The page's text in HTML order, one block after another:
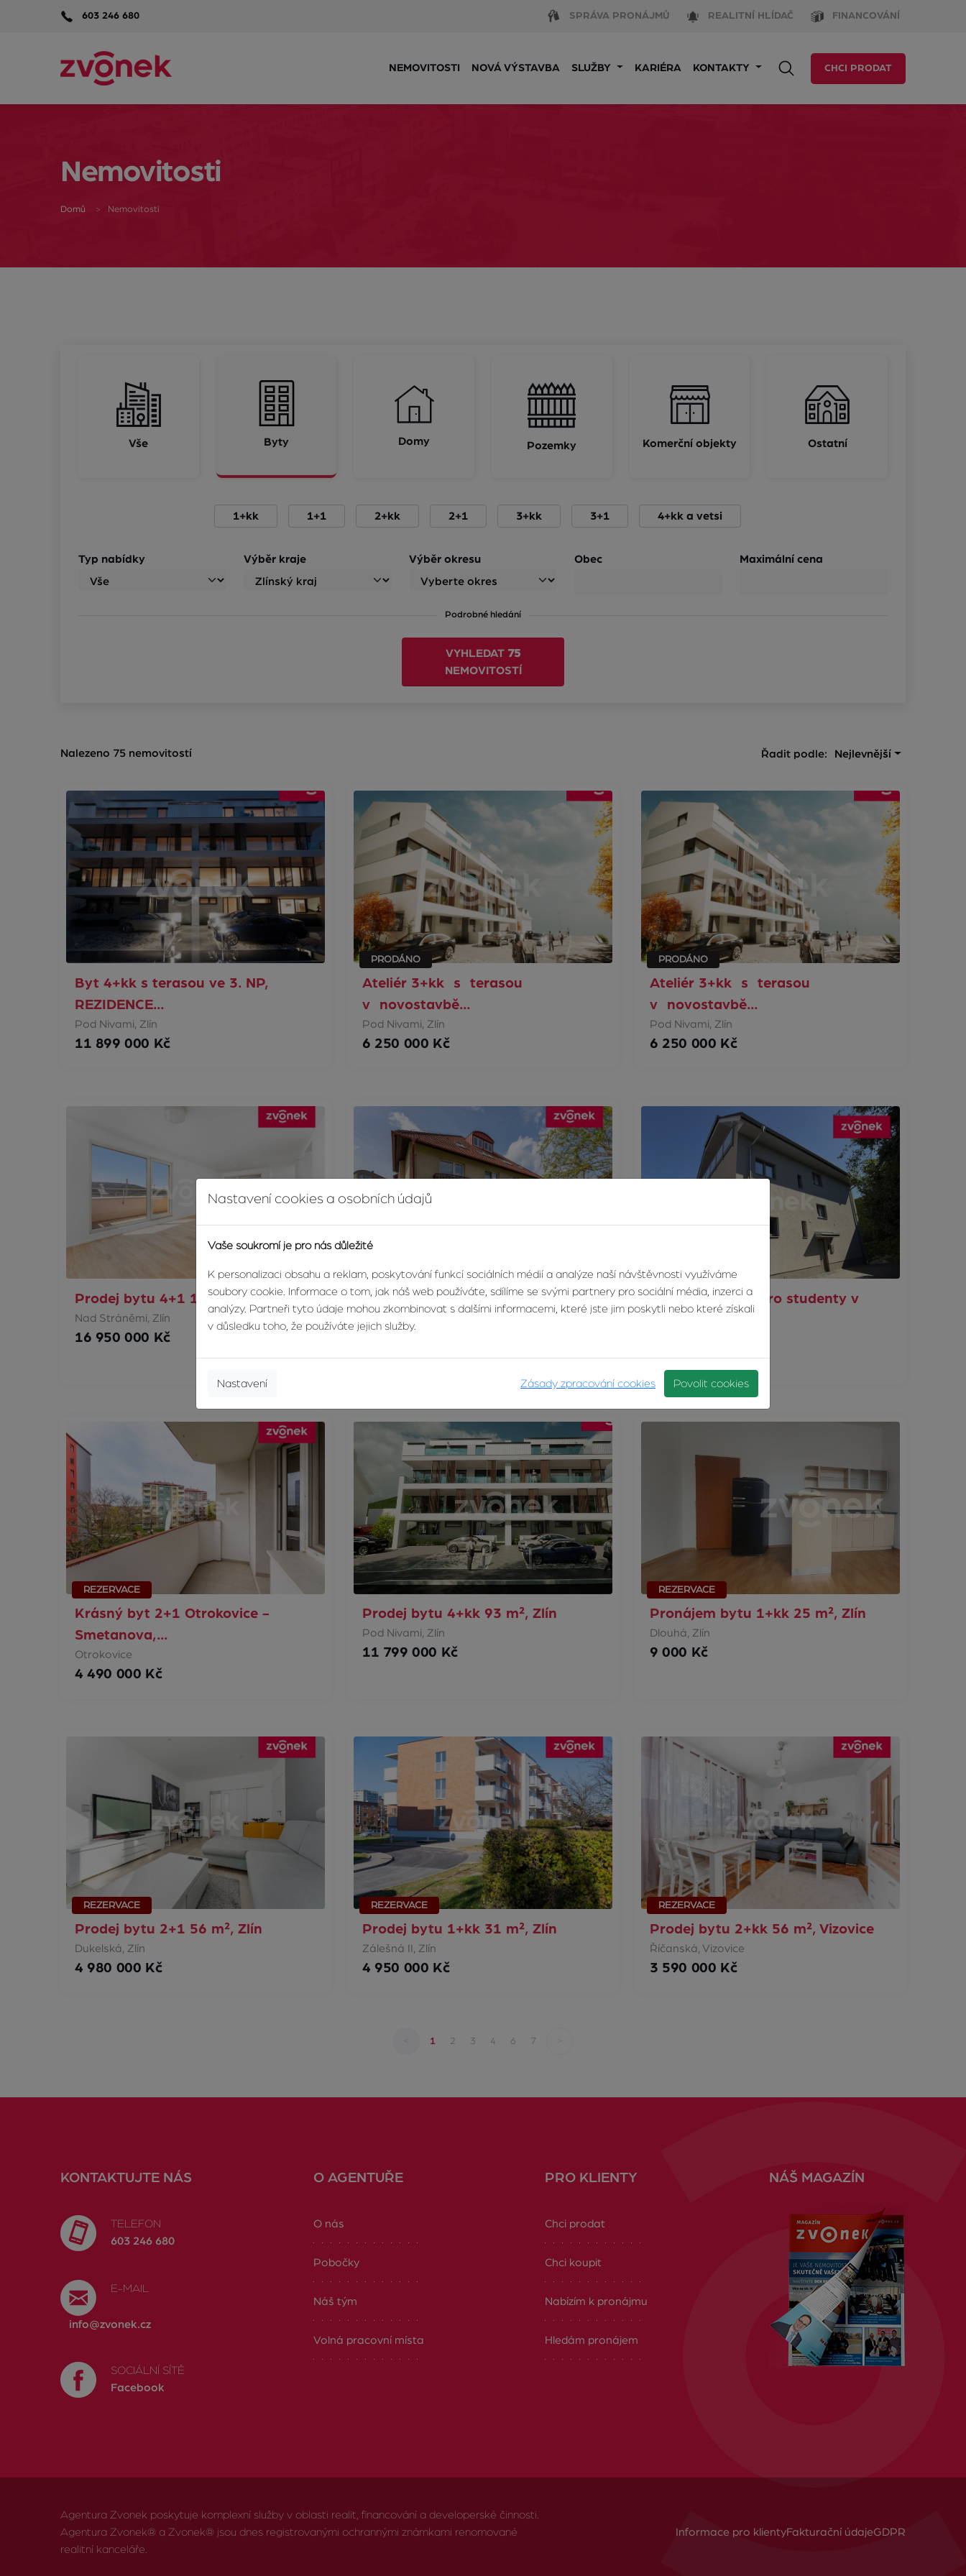
603 246 680 SPRÁVA PRONÁJMŮ REALITNÍ HLÍDAČ FINANCOVÁNÍ
NEMOVITOSTI NOVÁ VÝSTAVBA SLUŽBY KARIÉRA KONTAKTY CHCI PRODAT
Nemovitosti
Domů Nemovitosti
Vše Byty Domy Pozemky Komerční objekty Ostatní
1+kk 1+1 2+kk 2+1 3+kk 3+1 4+kk a vetsi
Typ nabídky Výběr kraje Výběr okresu Obec Maximální cena
Podrobné hledání
VYHLEDAT 75
NEMOVITOSTÍ
Nalezeno 75 nemovitostí Řadit podle: Nejlevnější
Byt 4+kk s terasou ve 3. NP,
REZIDENCE…
Pod Nivami, Zlín
11 899 000 Kč
PRODÁNO
Ateliér 3+kk s terasou
v novostavbě…
Pod Nivami, Zlín
6 250 000 Kč
PRODÁNO
Ateliér 3+kk s terasou
v novostavbě…
Pod Nivami, Zlín
6 250 000 Kč
Prodej bytu 4+1 198 m², Zlín
Nad Stráněmi, Zlín
16 950 000 Kč
Prodej bytu 2+1 57 m², Zlín -
Kudlov
4 290 000 Kč
Pronájem lůžek pro studenty v
5 800 Kč
REZERVACE
Krásný byt 2+1 Otrokovice -
Smetanova,…
Otrokovice
4 490 000 Kč
Prodej bytu 4+kk 93 m², Zlín
Pod Nivami, Zlín
11 799 000 Kč
REZERVACE
Pronájem bytu 1+kk 25 m², Zlín
Dlouhá, Zlín
9 000 Kč
REZERVACE
Prodej bytu 2+1 56 m², Zlín
Dukelská, Zlín
4 980 000 Kč
REZERVACE
Prodej bytu 1+kk 31 m², Zlín
Zálešná II, Zlín
4 950 000 Kč
REZERVACE
Prodej bytu 2+kk 56 m², Vizovice
Říčanská, Vizovice
3 590 000 Kč
< 1 2 3 4 6 7
KONTAKTUJTE NÁS
TELEFON
603 246 680
E-MAIL
info@zvonek.cz
SOCIÁLNÍ SÍTĚ
Facebook
O AGENTUŘE
O nás
Pobočky
Náš tým
Volná pracovní místa
PRO KLIENTY
Chci prodat
Chci koupit
Nabízím k pronájmu
Hledám pronájem
NÁŠ MAGAZÍN
Agentura Zvonek poskytuje komplexní služby v oblasti realit, financování a developerské činnosti.
Agentura Zvonek® a Zvonek® jsou dnes registrovanými ochrannými známkami renomované
realitní kanceláře.
Informace pro klientyFakturační údajeGDPR
Nastavení cookies a osobních údajů
Vaše soukromí je pro nás důležité
K personalizaci obsahu a reklam, poskytování funkcí sociálních médií a analýze naší návštěvnosti využíváme
soubory cookie. Informace o tom, jak náš web používáte, sdílíme se svými partnery pro sociální média, inzerci a
analýzy. Partneři tyto údaje mohou zkombinovat s dalšími informacemi, které jste jim poskytli nebo které získali
v důsledku toho, že používáte jejich služby.
Zásady zpracování cookies
Nastavení Povolit cookies